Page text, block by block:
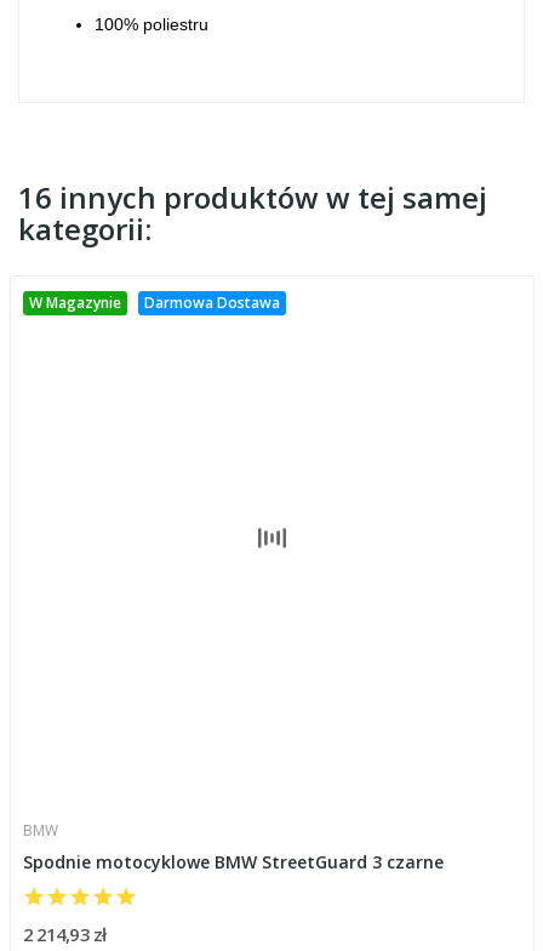
100% poliestru
16 innych produktów w tej samej
kategorii:
W Magazynie Darmowa Dostawa
BMW
Spodnie motocyklowe BMW StreetGuard 3 czarne
2 214,93 zł